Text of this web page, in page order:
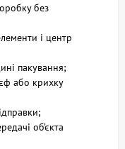
без
і центр
пакування;
або крихку
об’єкта